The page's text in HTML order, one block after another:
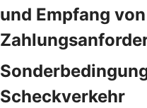
und Empfang von
Scheckverkehr